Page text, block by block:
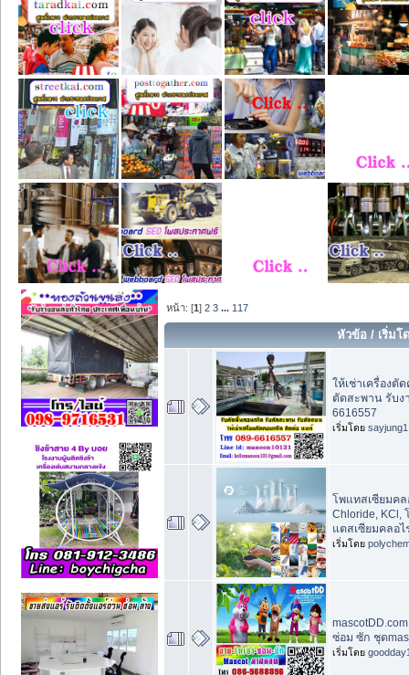
หน้า: [1]2 3 ... 117
หัวข้อ / เริ่มโ
ให้เช่าเครื่อง
ตัดสะพาน รับง
6616557
เริ่มโดย sayjung1
โพแทสเซียมคล
Chloride, KCl,
แตสเซียมคลอไ
เริ่มโดย
ซ่อม ซัก ชุด
เริ่มโดย